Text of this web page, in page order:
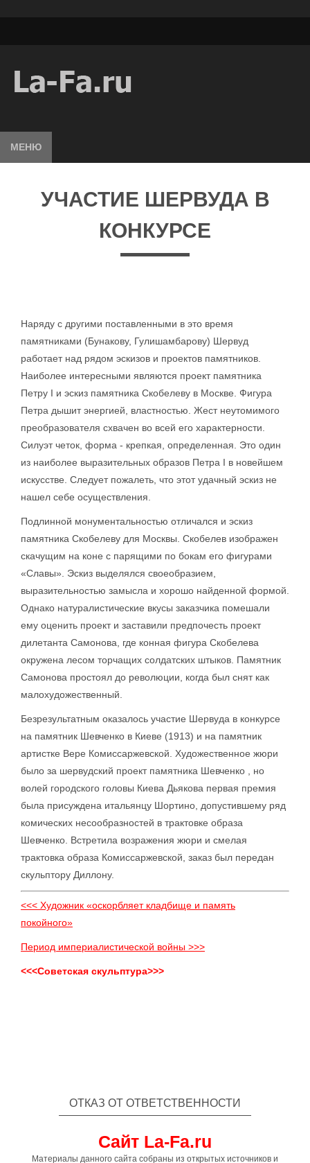
МЕНЮ
УЧАСТИЕ ШЕРВУДА В
КОНКУРСЕ
Наряду с другими поставленными в это время
памятниками (Бунакову, Гулишамбарову) Шервуд
работает над рядом эскизов и проектов памятников.
Наиболее интересными являются проект памятника
Петру I и эскиз памятника Скобелеву в Москве. Фигура
Петра дышит энергией, властностью. Жест неутомимого
преобразователя схвачен во всей его характерности.
Силуэт четок, форма - крепкая, определенная. Это один
из наиболее выразительных образов Петра I в новейшем
искусстве. Следует пожалеть, что этот удачный эскиз не
нашел себе осуществления.
Подлинной монументальностью отличался и эскиз
памятника Скобелеву для Москвы. Скобелев изображен
скачущим на коне с парящими по бокам его фигурами
«Славы». Эскиз выделялся своеобразием,
выразительностью замысла и хорошо найденной формой.
Однако натуралистические вкусы заказчика помешали
ему оценить проект и заставили предпочесть проект
дилетанта Самонова, где конная фигура Скобелева
окружена лесом торчащих солдатских штыков. Памятник
Самонова простоял до революции, когда был снят как
малохудожественный.
Безрезультатным оказалось участие Шервуда в конкурсе
на памятник Шевченко в Киеве (1913) и на памятник
артистке Вере Комиссаржевской. Художественное жюри
было за шервудский проект памятника Шевченко , но
волей городского головы Киева Дьякова первая премия
была присуждена итальянцу Шортино, допустившему ряд
комических несообразностей в трактовке образа
Шевченко. Встретила возражения жюри и смелая
трактовка образа Комиссаржевской, заказ был передан
скульптору Диллону.
<<< Художник «оскорбляет кладбище и память
покойного»
Период империалистической войны >>>
<<<Советская скульптура>>>
ОТКАЗ ОТ ОТВЕТСТВЕННОСТИ
Сайт La-Fa.ru
Материалы данного сайта собраны из открытых источников и